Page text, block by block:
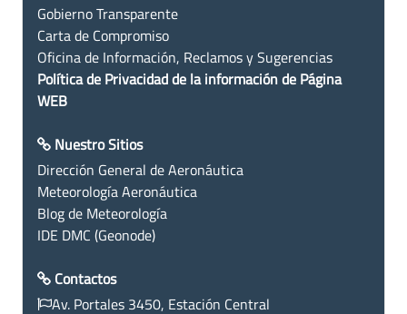
Gobierno Transparente
Carta de Compromiso
Oficina de Información, Reclamos y Sugerencias
Política de Privacidad de la información de Página
WEB
Nuestro Sitios
Dirección General de Aeronáutica
Meteorología Aeronáutica
Blog de Meteorología
IDE DMC (Geonode)
Contactos
Av. Portales 3450, Estación Central